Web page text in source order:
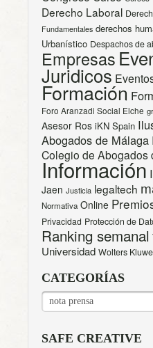
Derecho Laboral
Fundamentales derechos
Urbanístico Despachos de
Empresas
Juridicos
Formación
Foro Aranzadi Social Elche
Asesor Ros iKN Spain
Abogados de Málaga
Colegio de Abogados
Información
Jaen Justicia legaltech
Normativa Online
Privacidad Protección de
Ranking semanal
Universidad Wolters
CATEGORÍAS
CATEGORÍAS
SAFE CREATIVE